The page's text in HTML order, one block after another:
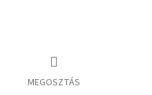
MEGOSZTÁS